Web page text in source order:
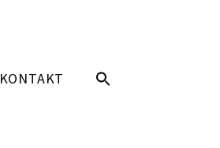
KONTAKT